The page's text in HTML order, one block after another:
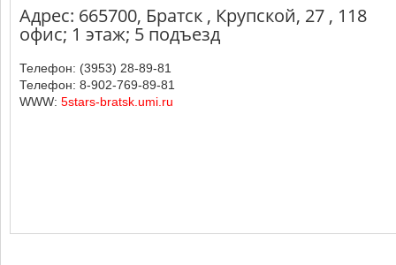
Адрес: 665700, Братск , Крупской, 27 , 118
офис; 1 этаж; 5 подъезд
Телефон: (3953) 28-89-81
Телефон: 8-902-769-89-81
WWW: 5stars-bratsk.umi.ru